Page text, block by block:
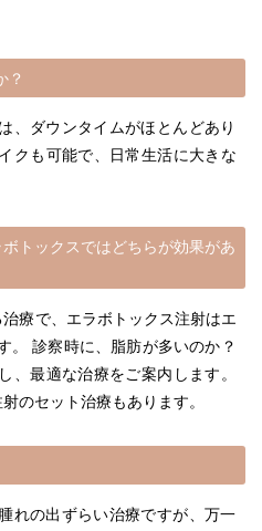
？
、ダウンタイムがほとんどあり
クも可能で、日常生活に大きな
トックスではどちらが効果があ
療で、エラボトックス注射はエ
。 診察時に、脂肪が多いのか？
、最適な治療をご案内します。
のセット治療もあります。
れの出ずらい治療ですが、万一